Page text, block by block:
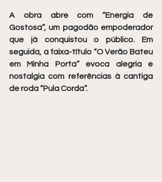
A obra abre com “Energia de
Gostosa”, um pagodão empoderador
que já conquistou o público. Em
seguida, a faixa-título “O Verão Bateu
em Minha Porta” evoca alegria e
nostalgia com referências à cantiga
de roda “Pula Corda”.